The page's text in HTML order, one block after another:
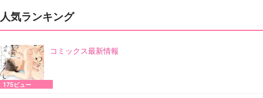
人気ランキング
コミックス最新情報
175ビュー